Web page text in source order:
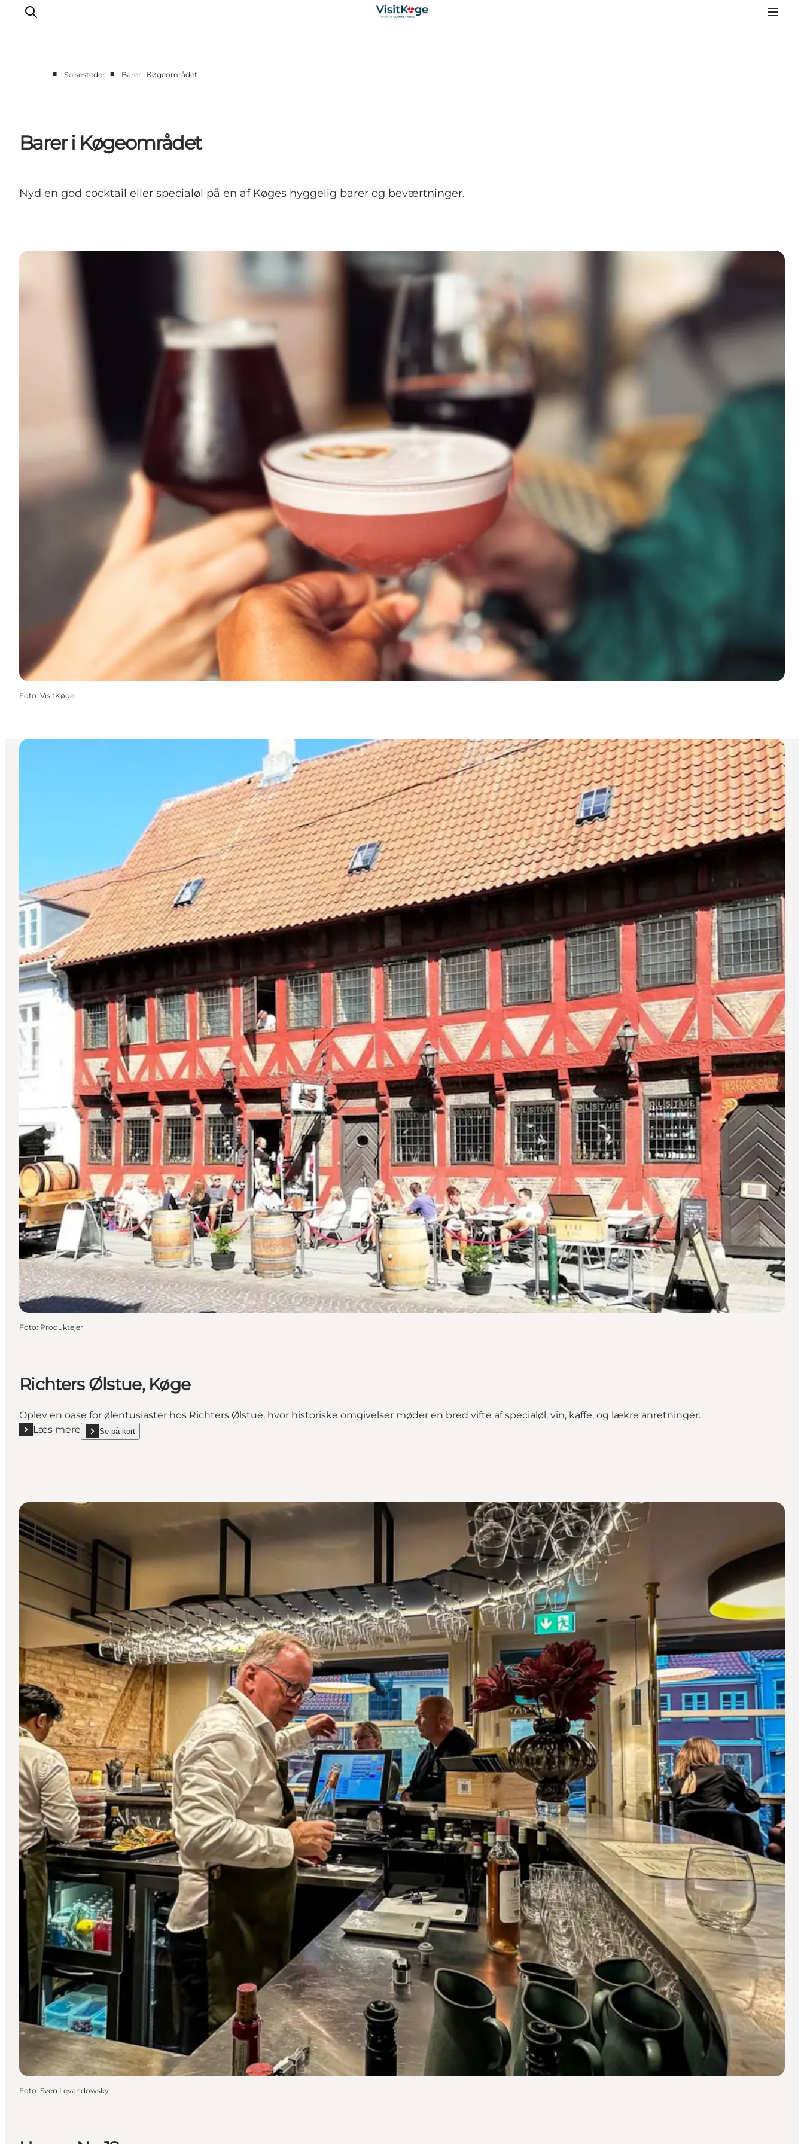
Kano
Det sker
Overnatning
Outdoor
… ■ Spisesteder ■ Barer i Køgeområdet
Barer i Køgeområdet
Nyd en god cocktail eller specialøl på en af Køges hyggelig barer og beværtninger.
Foto: VisitKøge
Foto: Produktejer
Richters Ølstue, Køge
Oplev en oase for ølentusiaster hos Richters Ølstue, hvor historiske omgivelser møder en bred vifte af specialøl, vin, kaffe, og lækre anretninger.
Læs mere
Læs mere "Richters Ølstue, Køge"
Se på kort
show Richters Ølstue, Køge on_map
Foto: Sven Levandowsky